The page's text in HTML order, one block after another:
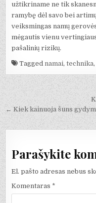
užtikriname ne tik
ramybę dėl savo bei
veiksmingas namų
mėgautis vienu
pašalinių rizikų.
Taggednamai,technika
Navigacija
tarp
įrašų
← Kiek kainuoja šuns
Parašykite
El. pašto adresas nebus
Komentaras *